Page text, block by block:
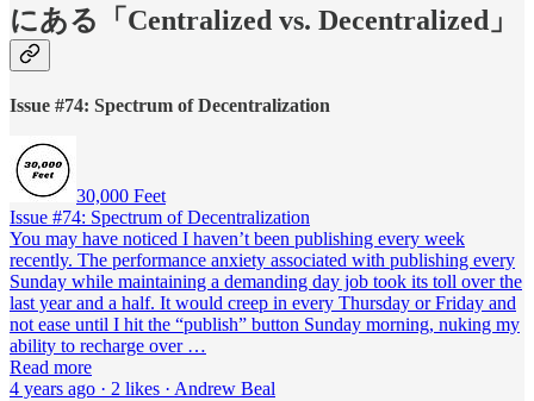
にある「Centralized vs. Decentralized」
Issue #74: Spectrum of Decentralization
30,000 Feet
Issue #74: Spectrum of Decentralization
You may have noticed I haven’t been publishing every week
recently. The performance anxiety associated with publishing every
Sunday while maintaining a demanding day job took its toll over the
last year and a half. It would creep in every Thursday or Friday and
not ease until I hit the “publish” button Sunday morning, nuking my
ability to recharge over …
Read more
4 years ago · 2 likes · Andrew Beal